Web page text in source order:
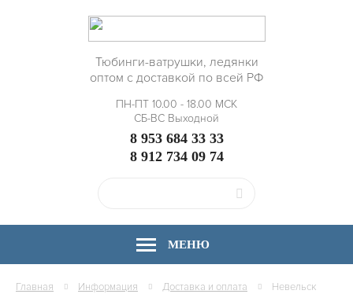
Тюбинги-ватрушки, ледянки
оптом с доставкой по всей РФ
ПН-ПТ 10.00 - 18.00 МСК
СБ-ВС Выходной
8 953 684 33 33
8 912 734 09 74
МЕНЮ
Главная Информация Доставка и оплата Невельск